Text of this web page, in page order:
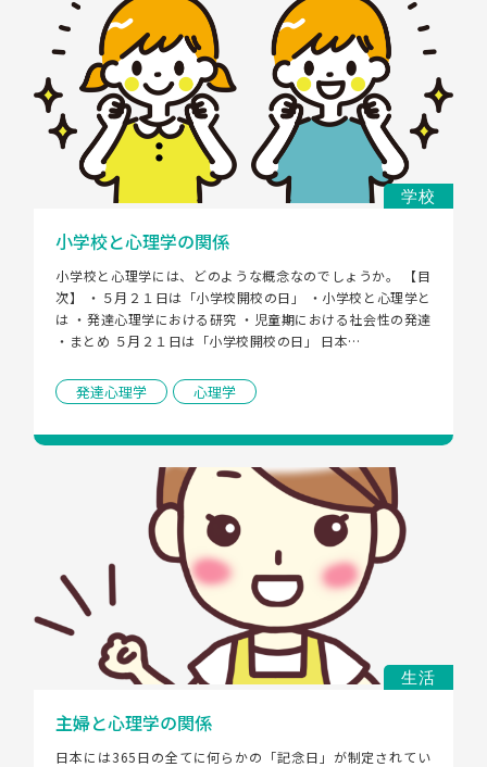
学校
小学校と心理学の関係
小学校と心理学には、どのような概念なのでしょうか。 【目
次】 ・５月２１日は「小学校開校の日」 ・小学校と心理学と
は ・発達心理学における研究 ・児童期における社会性の発達
・まとめ ５月２１日は「小学校開校の日」 日本…
発達心理学 心理学
生活
主婦と心理学の関係
日本には365日の全てに何らかの「記念日」が制定されてい